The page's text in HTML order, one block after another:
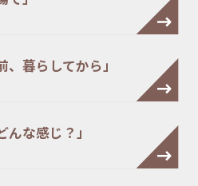
暮らしてから」
な感じ？」